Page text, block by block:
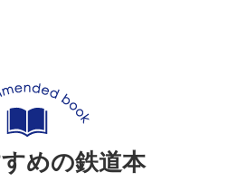
めの鉄道本